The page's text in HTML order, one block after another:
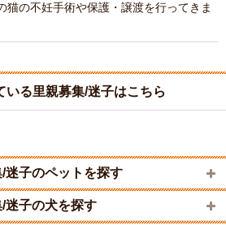
猫の不妊手術や保護・譲渡を行ってきま
いる里親募集/迷子はこちら
迷子のペットを探す
迷子の犬を探す